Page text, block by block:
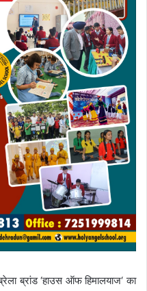
ब्रांड ‘हाउस ऑफ हिमालयाज‘ का